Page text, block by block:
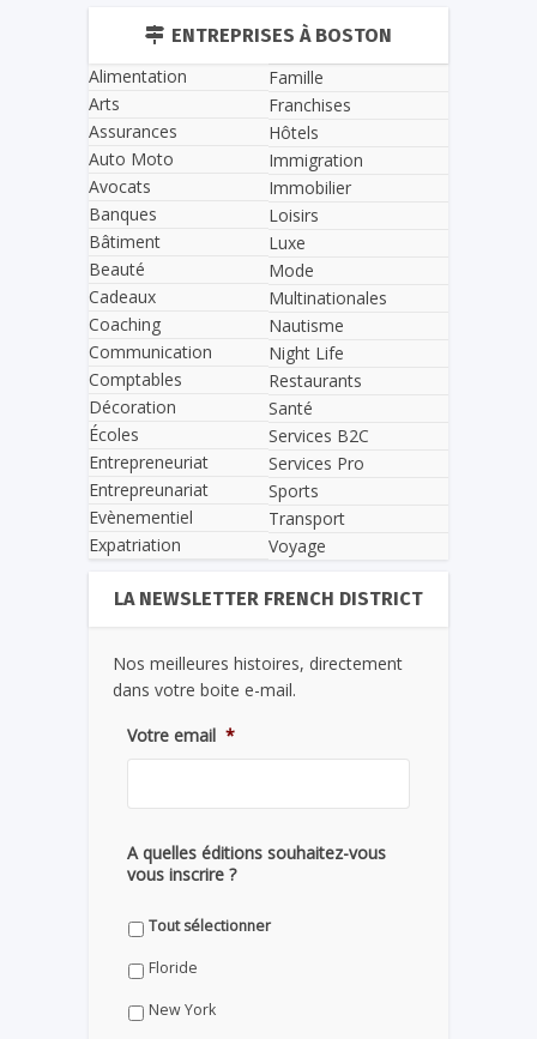
ENTREPRISES À BOSTON
Alimentation
Arts
Assurances
Auto Moto
Avocats
Banques
Bâtiment
Beauté
Cadeaux
Coaching
Communication
Comptables
Décoration
Écoles
Entrepreneuriat
Entrepreunariat
Evènementiel
Expatriation
Famille
Franchises
Hôtels
Immigration
Immobilier
Loisirs
Luxe
Mode
Multinationales
Nautisme
Night Life
Restaurants
Santé
Services B2C
Services Pro
Sports
Transport
Voyage
LA NEWSLETTER FRENCH DISTRICT
Nos meilleures histoires, directement
dans votre boite e-mail.
Votre email *
A quelles éditions souhaitez-vous
vous inscrire ?
Tout sélectionner
Floride
New York